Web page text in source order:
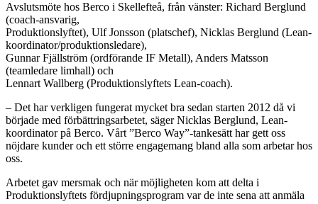
Avslutsmöte hos Berco i Skellefteå, från vänster: Richard Berglund
(coach-ansvarig,
Produktionslyftet), Ulf Jonsson (platschef), Nicklas Berglund (Lean-
koordinator/produktionsledare),
Gunnar Fjällström (ordförande IF Metall), Anders Matsson
(teamledare limhall) och
Lennart Wallberg (Produktionslyftets Lean-coach).
– Det har verkligen fungerat mycket bra sedan starten 2012 då vi
började med förbättringsarbetet, säger Nicklas Berglund, Lean-
koordinator på Berco. Vårt ”Berco Way”-tankesätt har gett oss
nöjdare kunder och ett större engagemang bland alla som arbetar hos
oss.
Arbetet gav mersmak och när möjligheten kom att delta i
Produktionslyftets fördjupningsprogram var de inte sena att anmäla